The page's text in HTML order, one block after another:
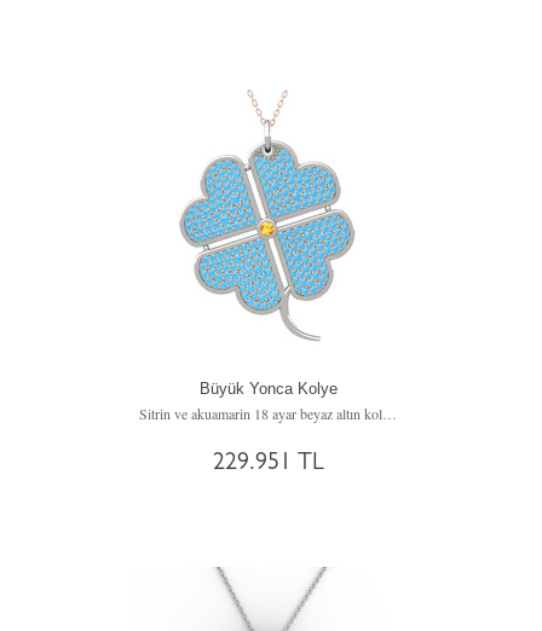
Büyük Yonca Kolye
Sitrin ve akuamarin 18 ayar beyaz altın kolye (40 cm gümüş rolo zincir)
229.951 TL